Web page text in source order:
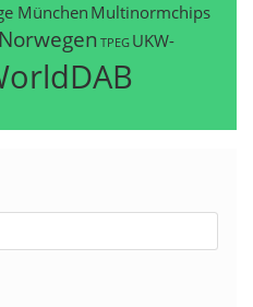
München Multinormchips
Norwegen TPEG UKW-